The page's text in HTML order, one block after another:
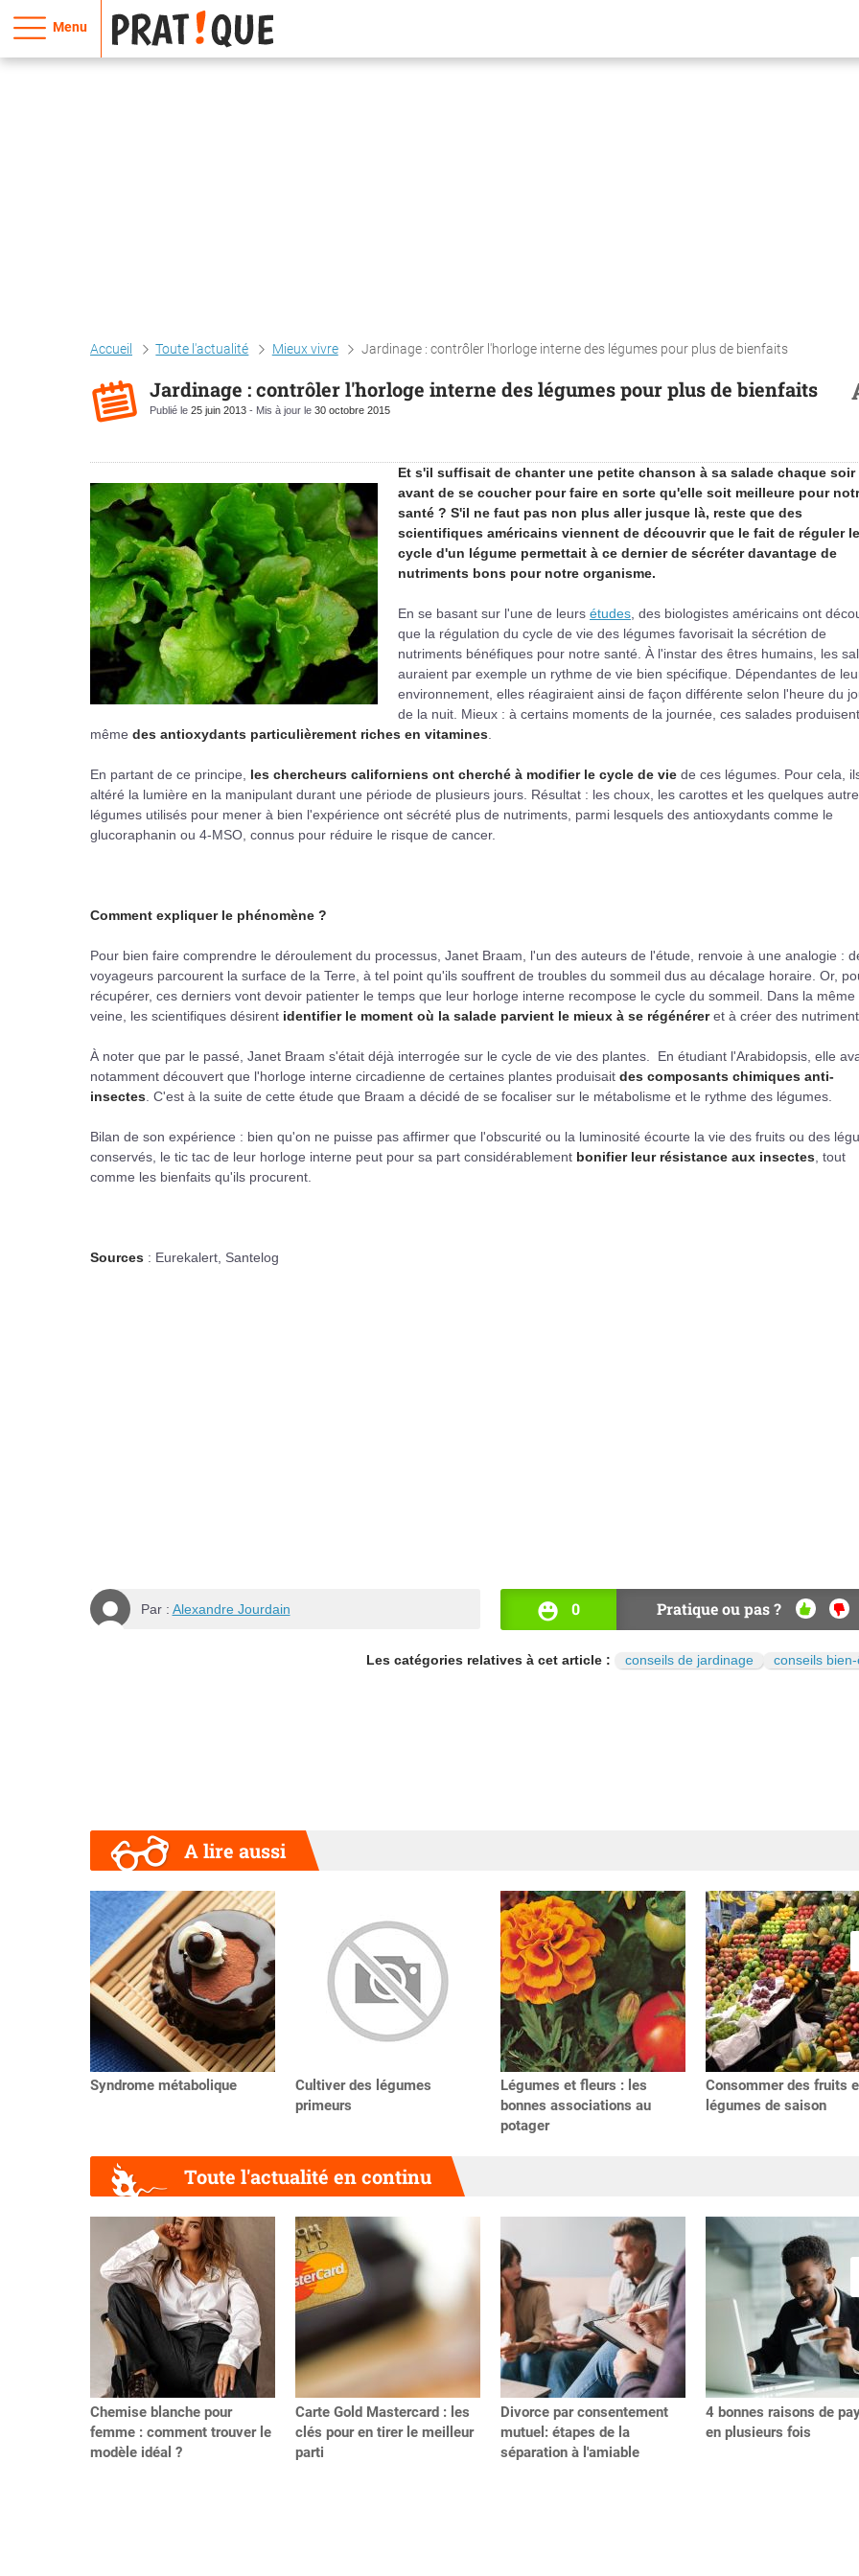
Menu
Accueil Toute l'actualité Mieux vivre Jardinage : contrôler l'horloge interne des légumes pour plus de bienfaits
Jardinage : contrôler l'horloge interne des légumes pour plus de bienfaits
Publié le 25 juin 2013 - Mis à jour le 30 octobre 2015
Et s'il suffisait de chanter une petite chanson à sa salade chaque soir
avant de se coucher pour faire en sorte qu'elle soit meilleure pour
santé ? S'il ne faut pas non plus aller jusque là, reste que des
scientifiques américains viennent de découvrir que le fait de réguler le
cycle d'un légume permettait à ce dernier de sécréter davantage de
nutriments bons pour notre organisme.
En se basant sur l'une de leurs études , des biologistes américains ont
que la régulation du cycle de vie des légumes favorisait la sécrétion de
nutriments bénéfiques pour notre santé. À l'instar des êtres humains, les
auraient par exemple un rythme de vie bien spécifique. Dépendantes de
environnement, elles réagiraient ainsi de façon différente selon l'heure du
de la nuit. Mieux : à certains moments de la journée, ces salades produisent
même des antioxydants particulièrement riches en vitamines
En partant de ce principe, les chercheurs californiens ont cherché à modifier le cycle de vie de ces légumes. Pour cela,
altéré la lumière en la manipulant durant une période de plusieurs jours. Résultat : les choux, les carottes et les quelques
légumes utilisés pour mener à bien l'expérience ont sécrété plus de nutriments, parmi lesquels des antioxydants comme le
glucoraphanin ou 4-MSO, connus pour réduire le risque de cancer.
Comment expliquer le phénomène ?
Pour bien faire comprendre le déroulement du processus, Janet Braam, l'un des auteurs de l'étude, renvoie à une analogie :
voyageurs parcourent la surface de la Terre, à tel point qu'ils souffrent de troubles du sommeil dus au décalage horaire. Or,
récupérer, ces derniers vont devoir patienter le temps que leur horloge interne recompose le cycle du sommeil. Dans la même
veine, les scientifiques désirent identifier le moment où la salade parvient le mieux à se régénéreret à créer des
À noter que par le passé, Janet Braam s'était déjà interrogée sur le cycle de vie des plantes. En étudiant l'Arabidopsis, elle
notamment découvert que l'horloge interne circadienne de certaines plantes produisait des composants chimiques anti-
insectes . C'est à la suite de cette étude que Braam a décidé de se focaliser sur le métabolisme et le rythme des légumes.
Bilan de son expérience : bien qu'on ne puisse pas affirmer que l'obscurité ou la luminosité écourte la vie des fruits ou des
conservés, le tic tac de leur horloge interne peut pour sa part considérablement bonifier leur résistance aux insectes , tout
comme les bienfaits qu'ils procurent.
Sources : Eurekalert, Santelog
Par : Alexandre Jourdain 0 Pratique ou pas ?
OUI NON
Les catégories relatives à cet article : conseils de jardinage conseils
A lire aussi
Syndrome métabolique
Cultiver des légumes
primeurs
Légumes et fleurs : les
bonnes associations au
potager
Consommer des fruits
légumes de saison
Précédent
Toute l'actualité en continu
Chemise blanche pour
femme : comment trouver le
modèle idéal ?
Carte Gold Mastercard : les
clés pour en tirer le meilleur
parti
Divorce par consentement
mutuel: étapes de la
séparation à l'amiable
4 bonnes raisons de
en plusieurs fois
Précédent